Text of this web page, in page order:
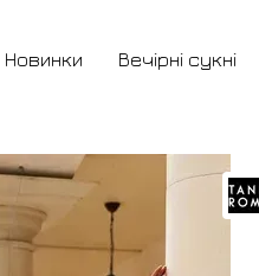
Новинки Вечірні сукні